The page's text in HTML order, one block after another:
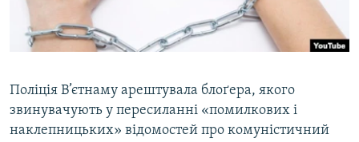
ВІДЕОУРОКИ «ELIFBE»
СВІДЧЕННЯ ОКУПАЦІЇ
Русский
Qırımtatar
ДОЛУЧАЙСЯ!
Поліція В’єтнаму арештувала блоґера, якого
звинувачують у пересиланні «помилкових і
наклепницьких» відомостей про комуністичний